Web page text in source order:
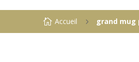
 Accueil 5 grand mug